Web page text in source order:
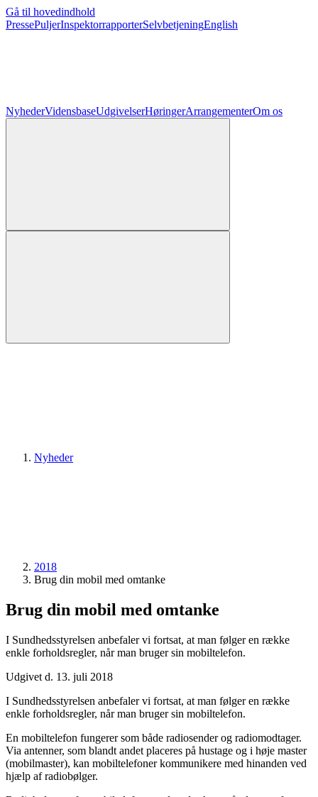
Gå til hovedindhold
PressePuljerInspektorrapporterSelvbetjeningEnglish
NyhederVidensbaseUdgivelserHøringerArrangementerOm os
Nyheder
2018
Brug din mobil med omtanke
Brug din mobil med omtanke
I Sundhedsstyrelsen anbefaler vi fortsat, at man følger en række
enkle forholdsregler, når man bruger sin mobiltelefon.
Udgivet d. 13. juli 2018
I Sundhedsstyrelsen anbefaler vi fortsat, at man følger en række
enkle forholdsregler, når man bruger sin mobiltelefon.
En mobiltelefon fungerer som både radiosender og radiomodtager.
Via antenner, som blandt andet placeres på hustage og i høje master
(mobilmaster), kan mobiltelefoner kommunikere med hinanden ved
hjælp af radiobølger.